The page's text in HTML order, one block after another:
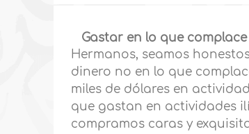
Gastar en lo que
Hermanos, seamos
dinero no en lo que
miles de dólares en
que gastan en actividades
compramos caras y